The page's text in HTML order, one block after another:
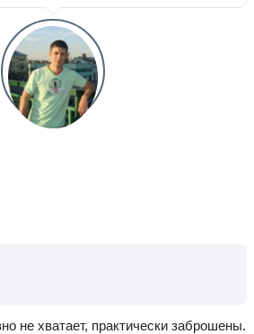
не хватает, практически заброшены.